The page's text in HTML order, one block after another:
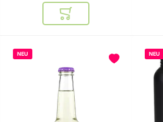
In den Warenkorb
NEU NEU